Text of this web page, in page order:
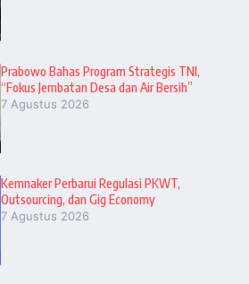
Prabowo Bahas Program Strategis TNI,
“Fokus Jembatan Desa dan Air Bersih”
7 Agustus 2026
Kemnaker Perbarui Regulasi PKWT,
Outsourcing, dan Gig Economy
7 Agustus 2026